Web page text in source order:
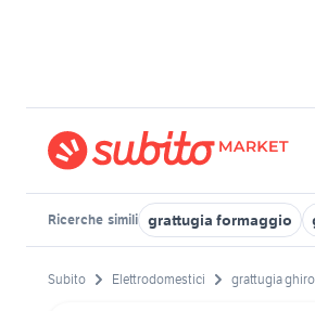
Ricerche simili grattugia formaggio
Subito Elettrodomestici grattugia ghiro